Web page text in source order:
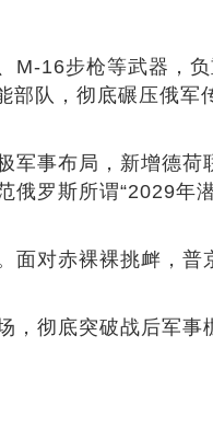
M-16步枪等武器，
队，彻底碾压俄军
事布局，新增德荷
罗斯所谓“2029年
面对赤裸裸挑衅，
，彻底突破战后军